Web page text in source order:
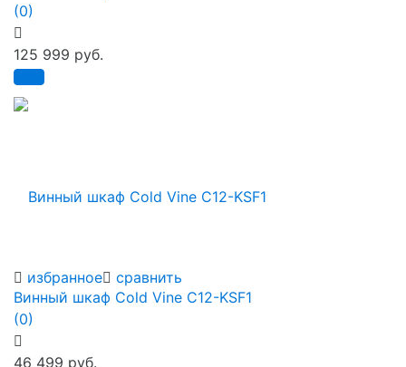
избранное сравнить
(0)
125 999 руб.
Винный шкаф Cold Vine C12-KSF1
(0)
46 499 руб.